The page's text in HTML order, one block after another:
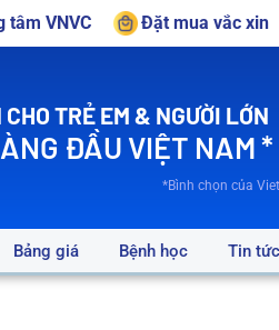
tâm VNVC Đặt mua vắc xin
TRẺ EM & NGƯỜI LỚN
ĐẦU VIỆT NAM *
*Bình chọn của
Bảng giá Bệnh học Tin tức